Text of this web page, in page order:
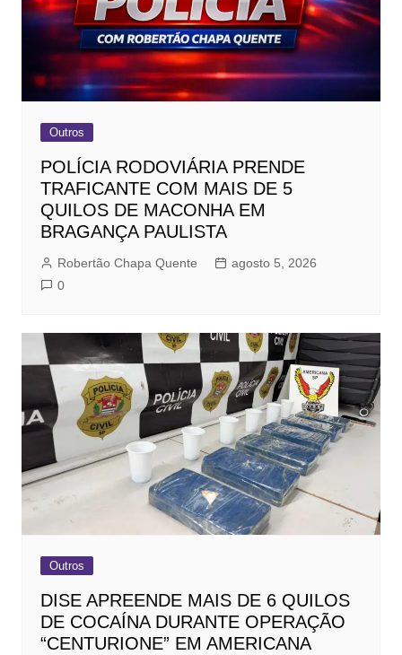
Outros
POLÍCIA RODOVIÁRIA PRENDE
TRAFICANTE COM MAIS DE 5
QUILOS DE MACONHA EM
BRAGANÇA PAULISTA
Robertão Chapa Quente
agosto 5, 2026
0
Outros
DISE APREENDE MAIS DE 6 QUILOS
DE COCAÍNA DURANTE OPERAÇÃO
“CENTURIONE” EM AMERICANA